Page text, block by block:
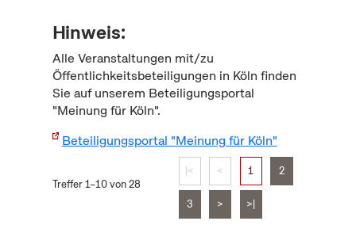
Hinweis:
Alle Veranstaltungen mit/zu
Öffentlichkeitsbeteiligungen in Köln finden
Sie auf unserem Beteiligungsportal
"Meinung für Köln".
Beteiligungsportal "Meinung für Köln"
Treffer 1–10 von 28
|< < 1 2
3 > >|